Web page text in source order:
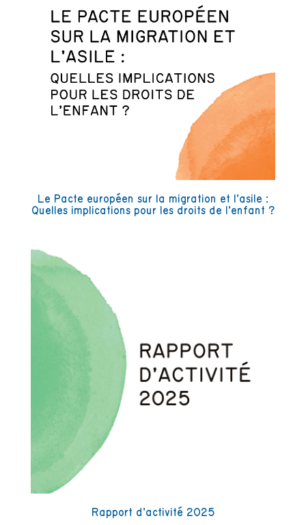
Le Pacte européen sur la migration et l’asile :
Quelles implications pour les droits de l’enfant ?
Rapport d’activité 2025